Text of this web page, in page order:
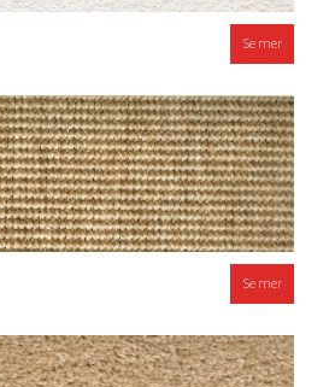
Se mer
Se mer